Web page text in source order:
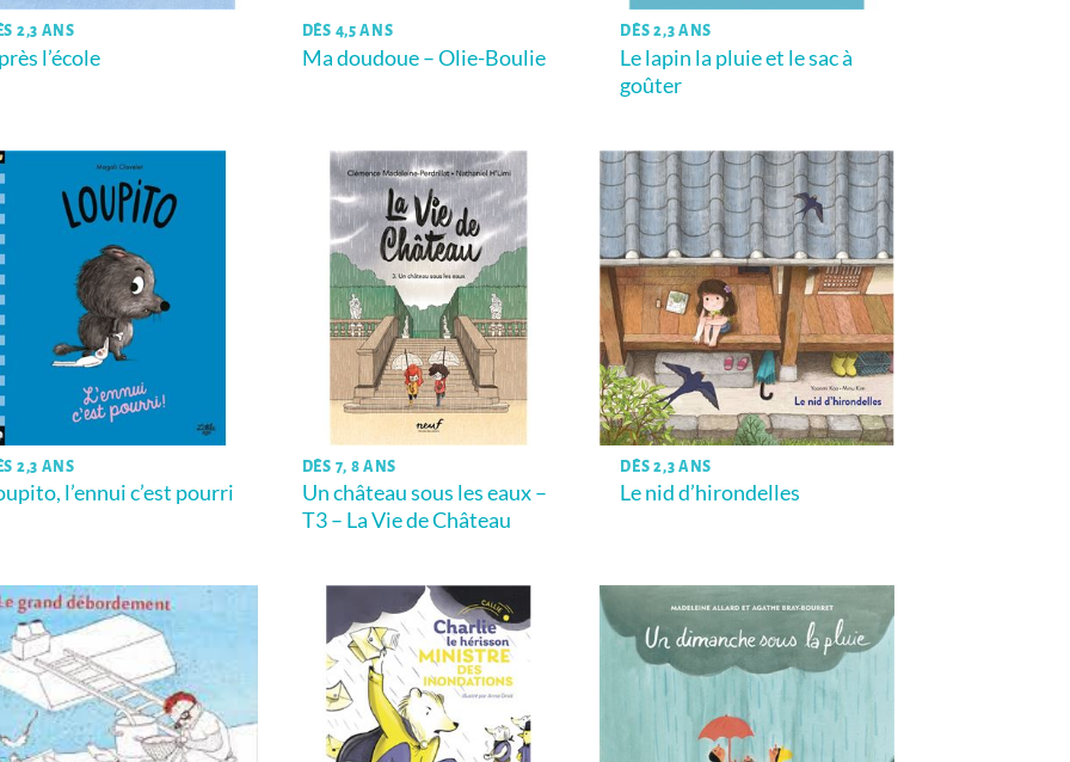
2,3 ANS
l’école
DÈS 4,5 ANS
Ma doudoue – Olie-Boulie
DÈS 2,3 ANS
Le lapin la pluie et le sac à
goûter
2,3 ANS
l’ennui c’est pourri
DÈS 7, 8 ANS
Un château sous les eaux –
T3 – La Vie de Château
DÈS 2,3 ANS
Le nid d’hirondelles